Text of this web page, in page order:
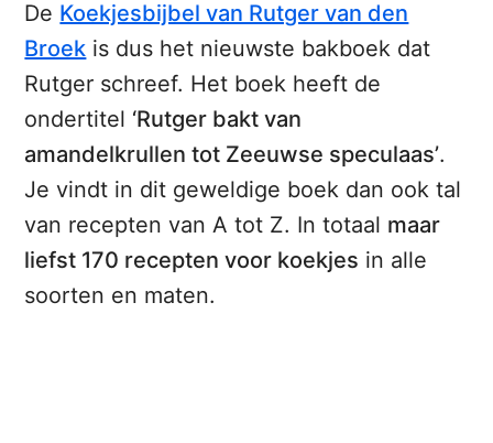
De Koekjesbijbel van Rutger van den
Broek is dus het nieuwste bakboek dat
Rutger schreef. Het boek heeft de
ondertitel ‘Rutger bakt van
amandelkrullen tot Zeeuwse speculaas’.
Je vindt in dit geweldige boek dan ook tal
van recepten van A tot Z. In totaal maar
liefst 170 recepten voor koekjes in alle
soorten en maten.